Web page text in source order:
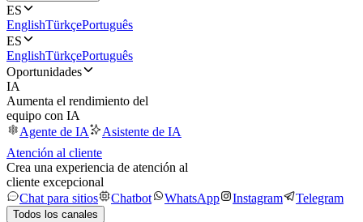
ES
EnglishTürkçePortuguês
ES
EnglishTürkçePortuguês
Oportunidades
IA
Aumenta el rendimiento del
equipo con IA
Agente de IA
Asistente de IA
Atención al cliente
Crea una experiencia de atención al
cliente excepcional
Chat para sitios
Chatbot WhatsApp Instagram Telegram
Todos los canales